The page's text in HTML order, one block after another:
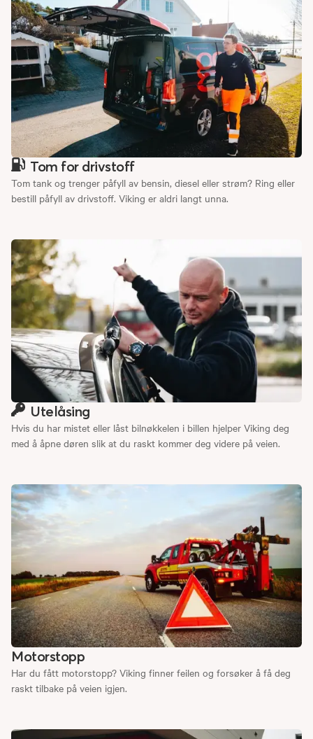
Tom for drivstoff
Tom tank og trenger påfyll av bensin, diesel eller strøm? Ring eller
bestill påfyll av drivstoff. Viking er aldri langt unna.
Utelåsing
Hvis du har mistet eller låst bilnøkkelen i billen hjelper Viking deg
med å åpne døren slik at du raskt kommer deg videre på veien.
Motorstopp
Har du fått motorstopp? Viking finner feilen og forsøker å få deg
raskt tilbake på veien igjen.